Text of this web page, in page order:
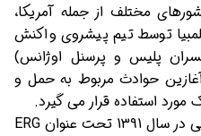
مختلف از جمله آمریکا،
توسط تیم پیشروی واکنش
پلیس و پرسنل اوژانس)
حوادث مربوط به حمل و
استفاده قرار می گیرد.
اولین ترجمه این کتاب به زبان فارسی در سال 1391 تحت عنوان ERG